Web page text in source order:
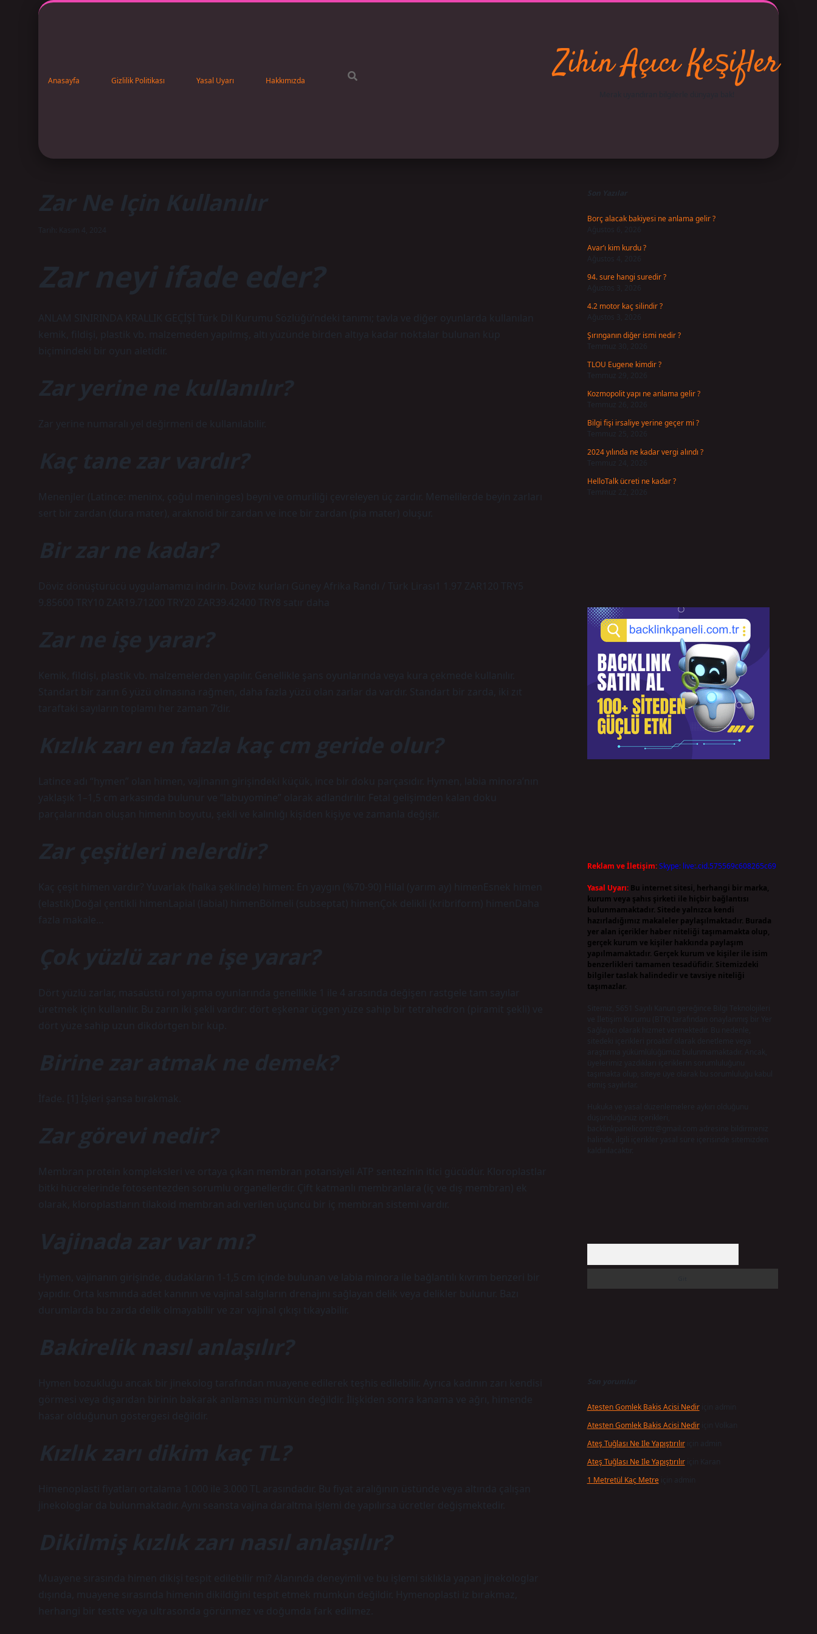
Anasayfa Gizlilik Politikası Yasal Uyarı Hakkımızda Zihin Açıcı Keşifler
Zar Ne Için Kullanılır
Zar neyi ifade eder?
ANLAM SINIRINDA KRALLIK GEÇİŞİ Türk Dil Kurumu Sözlüğü’ndeki tanımı; tavla ve diğer oyunlarda kullanılan
kemik, fildişi, plastik vb. malzemeden yapılmış, altı yüzünde birden altıya kadar noktalar bulunan küp
biçimindeki bir oyun aletidir.
Zar yerine ne kullanılır?
Zar yerine numaralı yel değirmeni de kullanılabilir.
Kaç tane zar vardır?
Menenjler (Latince: meninx, çoğul meninges) beyni ve omuriliği çevreleyen üç zardır. Memelilerde beyin zarları
sert bir zardan (dura mater), araknoid bir zardan ve ince bir zardan (pia mater) oluşur.
Bir zar ne kadar?
Döviz dönüştürücü uygulamamızı indirin. Döviz kurları Güney Afrika Randı / Türk Lirası1 1.97 ZAR120 TRY5
9.85600 TRY10 ZAR19.71200 TRY20 ZAR39.42400 TRY8 satır daha
Zar ne işe yarar?
Kemik, fildişi, plastik vb. malzemelerden yapılır. Genellikle şans oyunlarında veya kura çekmede kullanılır.
Standart bir zarın 6 yüzü olmasına rağmen, daha fazla yüzü olan zarlar da vardır. Standart bir zarda, iki zıt
taraftaki sayıların toplamı her zaman 7’dir.
Kızlık zarı en fazla kaç cm geride olur?
Latince adı “hymen” olan himen, vajinanın girişindeki küçük, ince bir doku parçasıdır. Hymen, labia minora’nın
yaklaşık 1–1,5 cm arkasında bulunur ve “labuyomine” olarak adlandırılır. Fetal gelişimden kalan doku
parçalarından oluşan himenin boyutu, şekli ve kalınlığı kişiden kişiye ve zamanla değişir.
Zar çeşitleri nelerdir?
Kaç çeşit himen vardır? Yuvarlak (halka şeklinde) himen: En yaygın (%70-90) Hilal (yarım ay) himenEsnek himen
(elastik)Doğal çentikli himenLapial (labial) himenBölmeli (subseptat) himenÇok delikli (kribriform) himenDaha
fazla makale…
Çok yüzlü zar ne işe yarar?
Dört yüzlü zarlar, masaüstü rol yapma oyunlarında genellikle 1 ile 4 arasında değişen rastgele tam sayılar
üretmek için kullanılır. Bu zarın iki şekli vardır: dört eşkenar üçgen yüze sahip bir tetrahedron (piramit şekli) ve
dört yüze sahip uzun dikdörtgen bir küp.
Birine zar atmak ne demek?
İfade. [1] İşleri şansa bırakmak.
Zar görevi nedir?
Membran protein kompleksleri ve ortaya çıkan membran potansiyeli ATP sentezinin itici gücüdür. Kloroplastlar
bitki hücrelerinde fotosentezden sorumlu organellerdir. Çift katmanlı membranlara (iç ve dış membran) ek
olarak, kloroplastların tilakoid membran adı verilen üçüncü bir iç membran sistemi vardır.
Vajinada zar var mı?
Hymen, vajinanın girişinde, dudakların 1-1,5 cm içinde bulunan ve labia minora ile bağlantılı kıvrım benzeri bir
yapıdır. Orta kısmında adet kanının ve vajinal salgıların drenajını sağlayan delik veya delikler bulunur. Bazı
durumlarda bu zarda delik olmayabilir ve zar vajinal çıkışı tıkayabilir.
Bakirelik nasıl anlaşılır?
Hymen bozukluğu ancak bir jinekolog tarafından muayene edilerek teşhis edilebilir. Ayrıca kadının zarı kendisi
görmesi veya dışarıdan birinin bakarak anlaması mümkün değildir. İlişkiden sonra kanama ve ağrı, himende
hasar olduğunun göstergesi değildir.
Kızlık zarı dikim kaç TL?
Himenoplasti fiyatları ortalama 1.000 ile 3.000 TL arasındadır. Bu fiyat aralığının üstünde veya altında çalışan
jinekologlar da bulunmaktadır. Aynı seansta vajina daraltma işlemi de yapılırsa ücretler değişmektedir.
Dikilmiş kızlık zarı nasıl anlaşılır?
Muayene sırasında himen dikişi tespit edilebilir mi? Alanında deneyimli ve bu işlemi sıklıkla yapan jinekologlar
dışında, muayene sırasında himenin dikildiğini tespit etmek mümkün değildir. Hymenoplasti iz bırakmaz,
herhangi bir testte veya ultrasonda görünmez ve doğumda fark edilmez.
Son Yazılar
Borç alacak bakiyesi ne anlama gelir ?
Avar’ı kim kurdu ?
94. sure hangi suredir ?
Ağustos 3, 2026
4.2 motor kaç silindir ?
Ağustos 3, 2026
Şırınganın diğer ismi nedir ?
Temmuz 30, 2026
TLOU Eugene kimdir ?
Kozmopolit yapı ne anlama gelir ?
Bilgi fişi irsaliye yerine geçer mi ?
2024 yılında ne kadar vergi alındı ?
HelloTalk ücreti ne kadar ?
Reklam ve İletişim:Skype: live:.cid.575569c608265c69
Yasal Uyarı: Bu internet sitesi, herhangi bir marka,
kurum veya şahıs şirketi ile hiçbir bağlantısı
bulunmamaktadır. Sitede yalnızca kendi
hazırladığımız makaleler paylaşılmaktadır. Burada
yer alan içerikler haber niteliği taşımamakta olup,
gerçek kurum ve kişiler hakkında paylaşım
yapılmamaktadır. Gerçek kurum ve kişiler ile isim
benzerlikleri tamamen tesadüfidir. Sitemizdeki
bilgiler taslak halindedir ve tavsiye niteliği
taşımazlar.
sitedeki içerikleri proaktif olarak denetleme veya
üyelerimiz yazdıkları içeriklerin sorumluluğunu
düşündüğünüz içerikleri,
halinde, ilgili içerikler yasal süre içerisinde sitemizden
Son yorumlar
Atesten Gomlek Bakis Acisi Nediriçin
Atesten Gomlek Bakis Acisi Nediriçin
Ateş Tuğlası Ne Ile Yapıştırılıriçin
Ateş Tuğlası Ne Ile Yapıştırılıriçin
1 Metretül Kaç Metreiçin